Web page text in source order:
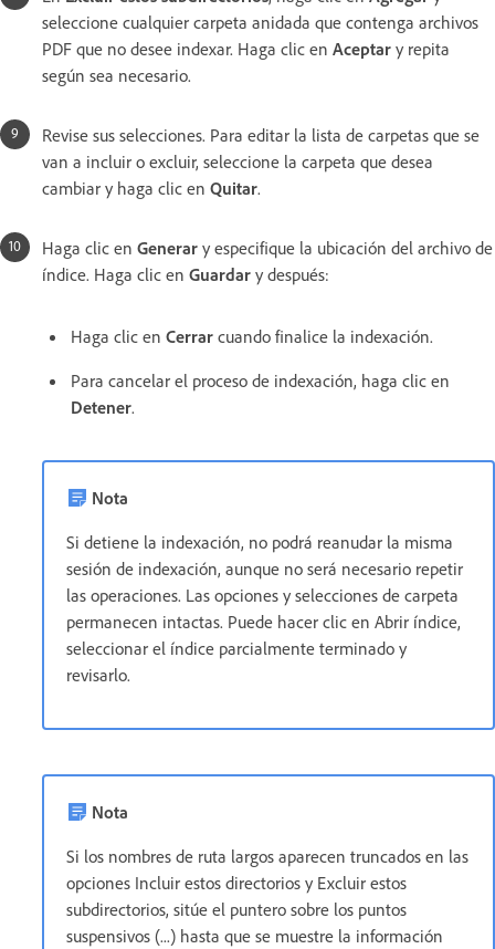
seleccione cualquier carpeta anidada que contenga archivos
PDF que no desee indexar. Haga clic en Aceptar y repita
según sea necesario.
Revise sus selecciones. Para editar la lista de carpetas que se
van a incluir o excluir, seleccione la carpeta que desea
cambiar y haga clic en Quitar.
Haga clic en Generar y especifique la ubicación del archivo de
índice. Haga clic en Guardar y después:
Haga clic en Cerrar cuando finalice la indexación.
Para cancelar el proceso de indexación, haga clic en
Detener.
Nota
Si detiene la indexación, no podrá reanudar la misma
sesión de indexación, aunque no será necesario repetir
las operaciones. Las opciones y selecciones de carpeta
permanecen intactas. Puede hacer clic en Abrir índice,
seleccionar el índice parcialmente terminado y
revisarlo.
Nota
Si los nombres de ruta largos aparecen truncados en las
opciones Incluir estos directorios y Excluir estos
subdirectorios, sitúe el puntero sobre los puntos
suspensivos (...) hasta que se muestre la información